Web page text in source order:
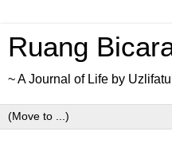
Ruang
~ A Journal of Life by